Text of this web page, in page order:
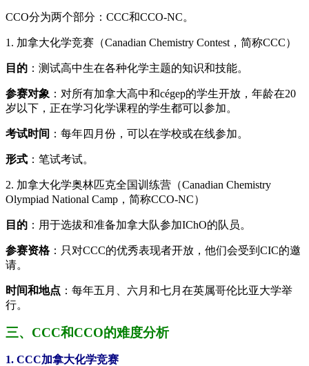
CCO分为两个部分：CCC和CCO-NC。
1. 加拿大化学竞赛（Canadian Chemistry Contest，简称CCC）
目的 ：测试高中生在各种化学主题的知识和技能。
参赛对象 ：对所有加拿大高中和cégep的学生开放，年龄在20
岁以下，正在学习化学课程的学生都可以参加。
考试时间 ：每年四月份，可以在学校或在线参加。
形式 ：笔试考试。
2. 加拿大化学奥林匹克全国训练营（Canadian Chemistry
Olympiad National Camp，简称CCO-NC）
目的 ：用于选拔和准备加拿大队参加IChO的队员。
参赛资格：只对CCC的优秀表现者开放，他们会受到CIC的邀
请。
时间和地点 ：每年五月、六月和七月在英属哥伦比亚大学举
行。
三、CCC和CCO的难度分析
1. CCC加拿大化学竞赛